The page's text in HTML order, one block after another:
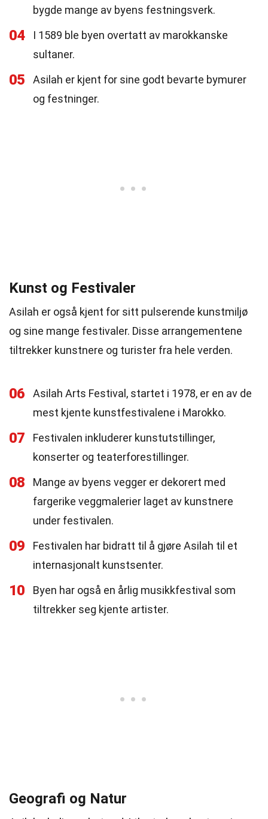
bygde mange av byens festningsverk.
04
I 1589 ble byen overtatt av marokkanske
sultaner.
05
Asilah er kjent for sine godt bevarte bymurer
og festninger.
Kunst og Festivaler
Asilah er også kjent for sitt pulserende kunstmiljø
og sine mange festivaler. Disse arrangementene
tiltrekker kunstnere og turister fra hele verden.
06
Asilah Arts Festival, startet i 1978, er en av de
mest kjente kunstfestivalene i Marokko.
07
Festivalen inkluderer kunstutstillinger,
konserter og teaterforestillinger.
08
Mange av byens vegger er dekorert med
fargerike veggmalerier laget av kunstnere
under festivalen.
09
Festivalen har bidratt til å gjøre Asilah til et
internasjonalt kunstsenter.
10
Byen har også en årlig musikkfestival som
tiltrekker seg kjente artister.
Geografi og Natur